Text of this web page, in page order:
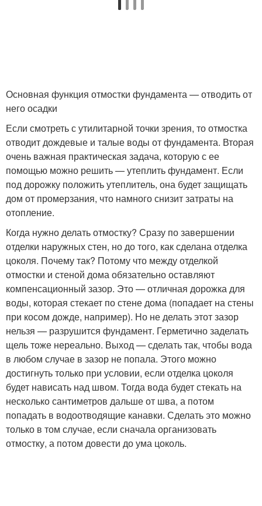
Основная функция отмостки фундамента — отводить от
него осадки
Если смотреть с утилитарной точки зрения, то отмостка
отводит дождевые и талые воды от фундамента. Вторая
очень важная практическая задача, которую с ее
помощью можно решить — утеплить фундамент. Если
под дорожку положить утеплитель, она будет защищать
дом от промерзания, что намного снизит затраты на
отопление.
Когда нужно делать отмостку? Сразу по завершении
отделки наружных стен, но до того, как сделана отделка
цоколя. Почему так? Потому что между отделкой
отмостки и стеной дома обязательно оставляют
компенсационный зазор. Это — отличная дорожка для
воды, которая стекает по стене дома (попадает на стены
при косом дожде, например). Но не делать этот зазор
нельзя — разрушится фундамент. Герметично заделать
щель тоже нереально. Выход — сделать так, чтобы вода
в любом случае в зазор не попала. Этого можно
достигнуть только при условии, если отделка цоколя
будет нависать над швом. Тогда вода будет стекать на
несколько сантиметров дальше от шва, а потом
попадать в водоотводящие канавки. Сделать это можно
только в том случае, если сначала организовать
отмостку, а потом довести до ума цоколь.